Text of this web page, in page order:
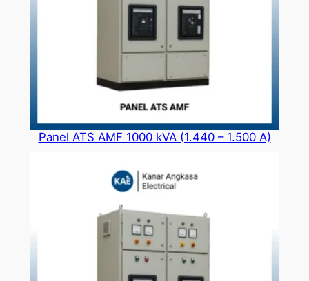
Panel ATS AMF 1000 kVA (1.440 – 1.500 A)